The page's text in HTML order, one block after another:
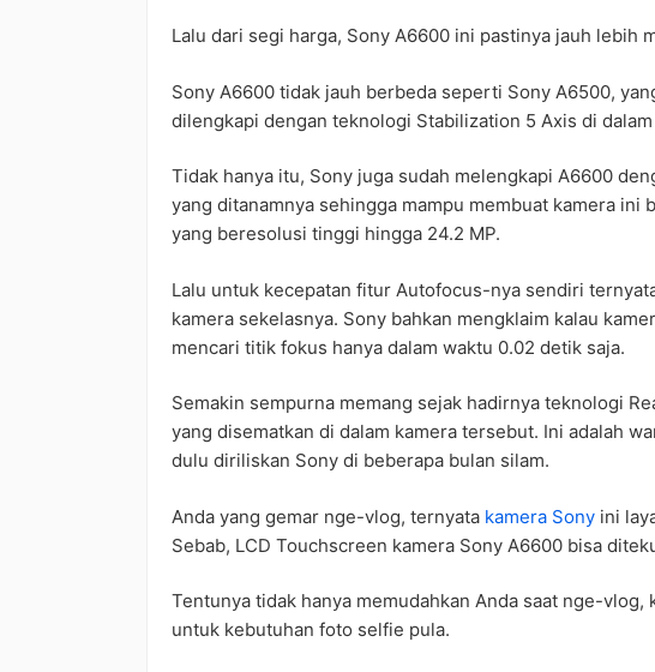
Lalu dari segi harga, Sony A6600 ini pastinya jauh lebih
Sony A6600 tidak jauh berbeda seperti Sony A6500,
dilengkapi dengan teknologi Stabilization 5 Axis di
Tidak hanya itu, Sony juga sudah melengkapi A6600
yang ditanamnya sehingga mampu membuat kamera ini
yang beresolusi tinggi hingga 24.2 MP.
Lalu untuk kecepatan fitur Autofocus-nya sendiri
kamera sekelasnya. Sony bahkan mengklaim kalau
mencari titik fokus hanya dalam waktu 0.02 detik saja.
Semakin sempurna memang sejak hadirnya teknologi
yang disematkan di dalam kamera tersebut. Ini adalah
dulu diriliskan Sony di beberapa bulan silam.
Anda yang gemar nge-vlog, ternyata kamera Sony ini
Sebab, LCD Touchscreen kamera Sony A6600 bisa
Tentunya tidak hanya memudahkan Anda saat nge-vlog,
untuk kebutuhan foto selfie pula.